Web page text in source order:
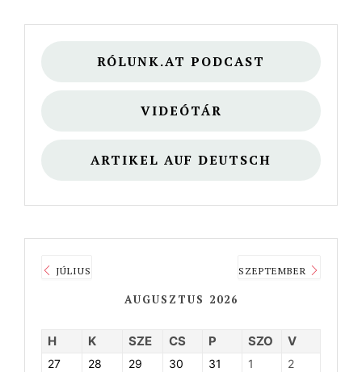
RÓLUNK.AT PODCAST
VIDEÓTÁR
ARTIKEL AUF DEUTSCH
JÚLIUS
AUGUSZTUS 2026
SZEPTEMBER
H K SZE CS P SZO V
27 28 29 30 31 1 2